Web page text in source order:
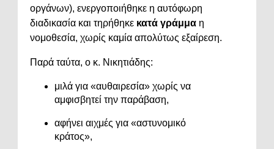
οργάνων), ενεργοποιήθηκε η αυτόφωρη
διαδικασία και τηρήθηκε κατά γράμμα η
νομοθεσία, χωρίς καμία απολύτως εξαίρεση.
Παρά ταύτα, ο κ. Νικητιάδης:
μιλά για «αυθαιρεσία» χωρίς να
αμφισβητεί την παράβαση,
αφήνει αιχμές για «αστυνομικό
κράτος»,